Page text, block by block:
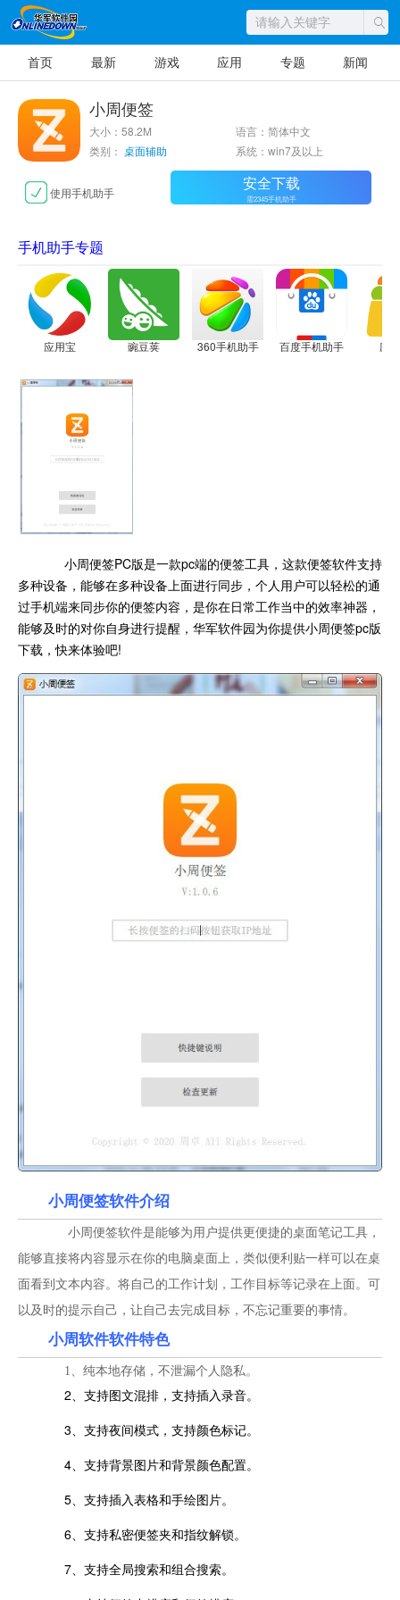
首页 最新 游戏 应用 专题 新闻
小周便签
大小：58.2M
语言：简体中文
类别： 桌面辅助 系统：win7及以上
使用手机助手 安全下载
需2345手机助手
手机助手专题
应用宝 豌豆荚 360手机助手 百度手机助手 应
小周便签PC版是一款pc端的便签工具，这款便签软件支持
多种设备，能够在多种设备上面进行同步，个人用户可以轻松的通
过手机端来同步你的便签内容，是你在日常工作当中的效率神器，
能够及时的对你自身进行提醒，华军软件园为你提供小周便签pc版
下载，快来体验吧!
小周便签软件介绍
小周便签软件是能够为用户提供更便捷的桌面笔记工具，
能够直接将内容显示在你的电脑桌面上，类似便利贴一样可以在桌
面看到文本内容。将自己的工作计划，工作目标等记录在上面。可
以及时的提示自己，让自己去完成目标，不忘记重要的事情。
小周软件软件特色
1、纯本地存储，不泄漏个人隐私。
2、支持图文混排，支持插入录音。
3、支持夜间模式，支持颜色标记。
4、支持背景图片和背景颜色配置。
5、支持插入表格和手绘图片。
6、支持私密便签夹和指纹解锁。
7、支持全局搜索和组合搜索。